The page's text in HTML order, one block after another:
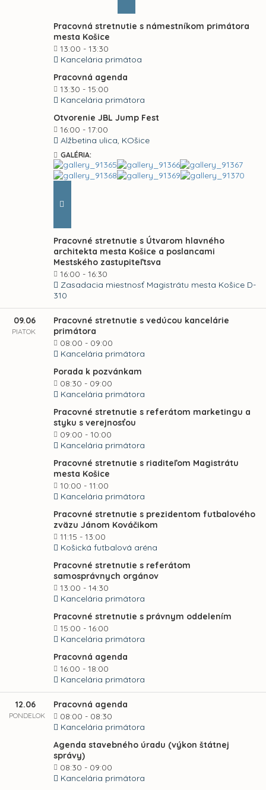
Pracovná stretnutie s námestníkom primátora
mesta Košice
13:00 - 13:30
Kancelária primátoa
Pracovná agenda
13:30 - 15:00
Kancelária primátora
Otvorenie JBL Jump Fest
16:00 - 17:00
Alžbetina ulica, KOšice
GALÉRIA:
Pracovné stretnutie s Útvarom hlavného
architekta mesta Košice a poslancami
Mestského zastupiteľtsva
16:00 - 16:30
Zasadacia miestnosť Magistrátu mesta Košice D-
310
09.06
PIATOK
Pracovné stretnutie s vedúcou kancelárie
primátora
08:00 - 09:00
Kancelária primátora
Porada k pozvánkam
08:30 - 09:00
Kancelária primátora
Pracovné stretnutie s referátom marketingu a
styku s verejnosťou
09:00 - 10:00
Kancelária primátora
Pracovné stretnutie s riaditeľom Magistrátu
mesta Košice
10:00 - 11:00
Kancelária primátora
Pracovné stretnutie s prezidentom futbalového
zväzu Jánom Kováčikom
11:15 - 13:00
Košická futbalová aréna
Pracovné stretnutie s referátom
samosprávnych orgánov
13:00 - 14:30
Kancelária primátora
Pracovné stretnutie s právnym oddelením
15:00 - 16:00
Kancelária primátora
Pracovná agenda
16:00 - 18:00
Kancelária primátora
12.06
PONDELOK
Pracovná agenda
08:00 - 08:30
Kancelária primátora
Agenda stavebného úradu (výkon štátnej
správy)
08:30 - 09:00
Kancelária primátora